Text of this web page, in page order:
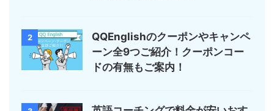
2
QQEnglishのクーポンやキャンペ
ーン全9つご紹介！クーポンコー
ドの有無もご案内！